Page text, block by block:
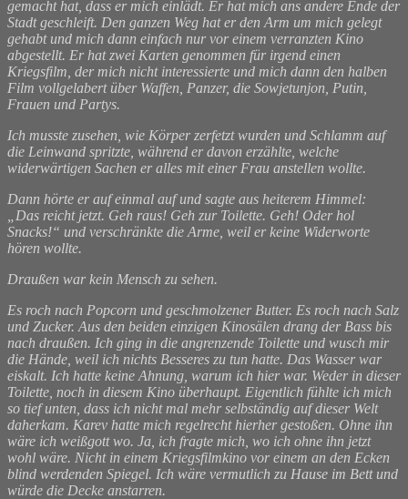
gemacht hat, dass er mich einlädt. Er hat mich ans andere Ende der
Stadt geschleift. Den ganzen Weg hat er den Arm um mich gelegt
gehabt und mich dann einfach nur vor einem verranzten Kino
abgestellt. Er hat zwei Karten genommen für irgend einen
Kriegsfilm, der mich nicht interessierte und mich dann den halben
Film vollgelabert über Waffen, Panzer, die Sowjetunjon, Putin,
Frauen und Partys.
Ich musste zusehen, wie Körper zerfetzt wurden und Schlamm auf
die Leinwand spritzte, während er davon erzählte, welche
widerwärtigen Sachen er alles mit einer Frau anstellen wollte.
Dann hörte er auf einmal auf und sagte aus heiterem Himmel:
„Das reicht jetzt. Geh raus! Geh zur Toilette. Geh! Oder hol
Snacks!“ und verschränkte die Arme, weil er keine Widerworte
hören wollte.
Draußen war kein Mensch zu sehen.
Es roch nach Popcorn und geschmolzener Butter. Es roch nach Salz
und Zucker. Aus den beiden einzigen Kinosälen drang der Bass bis
nach draußen. Ich ging in die angrenzende Toilette und wusch mir
die Hände, weil ich nichts Besseres zu tun hatte. Das Wasser war
eiskalt. Ich hatte keine Ahnung, warum ich hier war. Weder in dieser
Toilette, noch in diesem Kino überhaupt. Eigentlich fühlte ich mich
so tief unten, dass ich nicht mal mehr selbständig auf dieser Welt
daherkam. Karev hatte mich regelrecht hierher gestoßen. Ohne ihn
wäre ich weißgott wo. Ja, ich fragte mich, wo ich ohne ihn jetzt
wohl wäre. Nicht in einem Kriegsfilmkino vor einem an den Ecken
blind werdenden Spiegel. Ich wäre vermutlich zu Hause im Bett und
würde die Decke anstarren.